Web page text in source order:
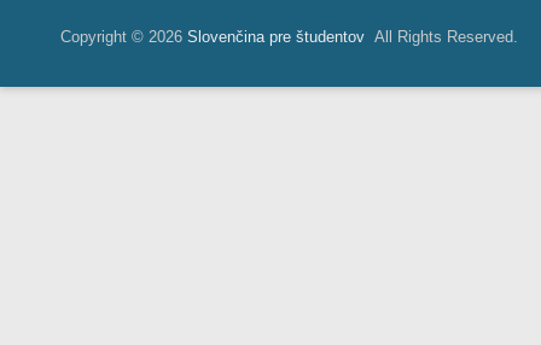
Copyright © 2026 Slovenčina pre študentov All Rights Reserved.